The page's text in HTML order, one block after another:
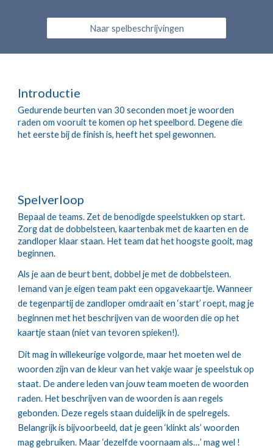
Naar spelbeschrijvingen
Introductie
Gedurende beurten van 30 seconden moet je woorden
raden om vooruit te komen op het speelbord. Degene die
het eerste bij de finish is, heeft het spel gewonnen.
Spelverloop
Bepaal de teams. Zet de benodigde speelstukken op start.
Zorg dat de dobbelsteen, kaartenbak met de kaarten en de
zandloper klaar staan. Het team dat het hoogste gooit, mag
beginnen.
Als je aan de beurt bent, dobbel je met de dobbelsteen.
Iemand van je eigen team pakt een opgavekaartje. Wanneer
de tegenpartij de zandloper omdraait en ‘start’ roept, mag je
beginnen met het beschrijven van de woorden die op het
kaartje staan (niet van tevoren spieken!).
Dit mag in willekeurige volgorde, maar het moeten wel de
woorden zijn van de kleur van het vakje waar je speelstuk op
staat. De andere leden van jouw team moeten de woorden
raden. Het beschrijven van de woorden is aan regels
gebonden. Deze regels staan duidelijk in de spelregels.
Belangrijk is bijvoorbeeld, dat je geen ‘klinkt als’ woorden
mag gebruiken. Maar ‘dezelfde voornaam als…’ mag wel !